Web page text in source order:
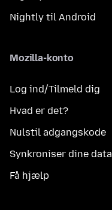
Nightly til Android
Mozilla-konto
Log ind/Tilmeld dig
Hvad er det?
Nulstil adgangskode
Synkroniser dine data
Få hjælp